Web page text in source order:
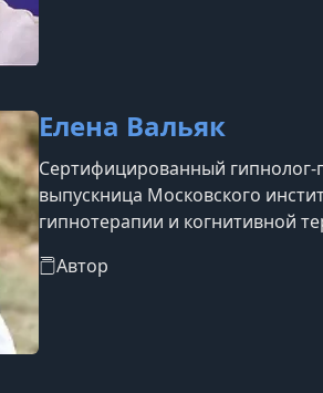
Елена Вальяк
Сертифицированный гипнолог-
выпускница Московского
гипнотерапии и когнитивной
Гинзбурга, а также в
Автор